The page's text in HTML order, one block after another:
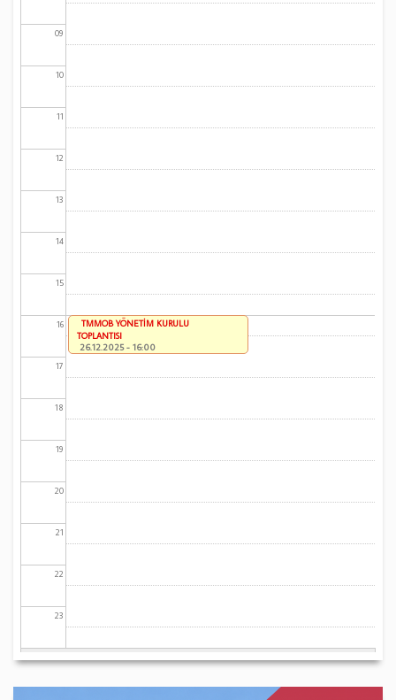
09
10
11
12
13
14
15
16
17
18
19
20
21
22
23
TMMOB YÖNETİM KURULU
TOPLANTISI
26.12.2025 - 16:00